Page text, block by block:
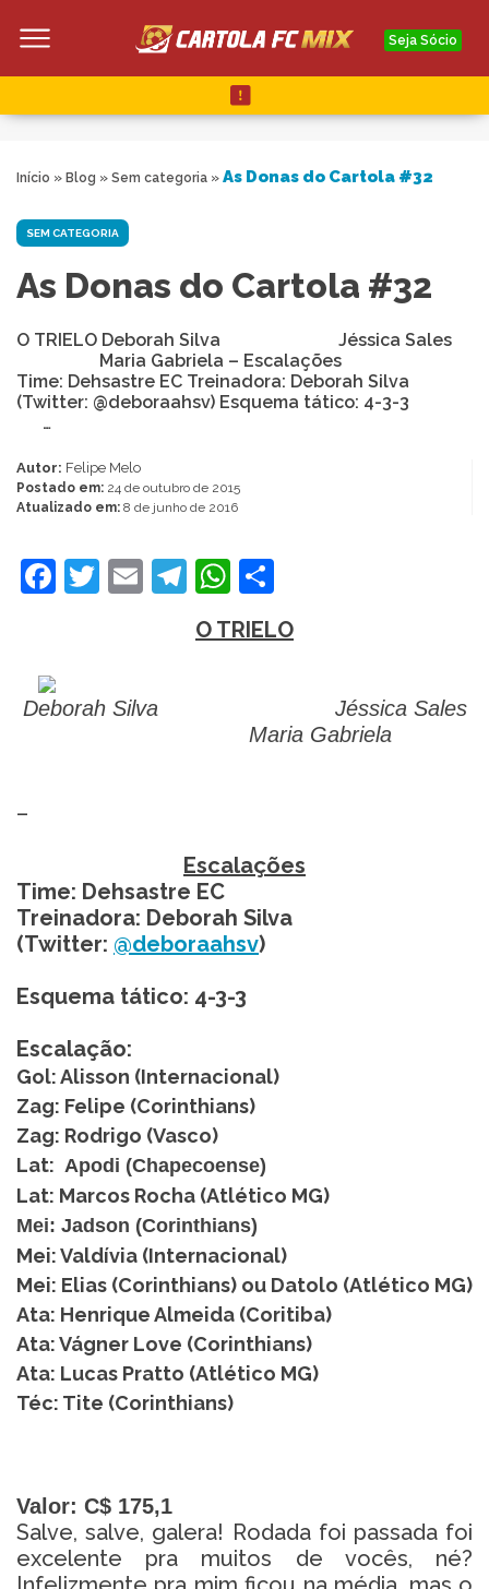
Seja Sócio
Início » Blog » Sem categoria » As Donas do Cartola #32
SEM CATEGORIA
As Donas do Cartola #32
O TRIELO Deborah Silva Jéssica Sales
Maria Gabriela – Escalações
Time: Dehsastre EC Treinadora: Deborah Silva
(Twitter: @deboraahsv) Esquema tático: 4-3-3
…
Autor: Felipe Melo
Postado em: 24 de outubro de 2015
Atualizado em: 8 de junho de 2016
Facebook
Twitter
EmailTelegram
WhatsApp
O TRIELO
Deborah Silva Jéssica Sales
Maria Gabriela
–
Escalações
Time: Dehsastre EC
Treinadora: Deborah Silva
(Twitter: @deboraahsv)
Esquema tático: 4-3-3
Escalação:
Gol: Alisson (Internacional)
Zag: Felipe (Corinthians)
Zag: Rodrigo (Vasco)
Lat: Apodi (Chapecoense)
Lat: Marcos Rocha (Atlético MG)
Mei: Jadson (Corinthians)
Mei: Valdívia (Internacional)
Mei: Elias (Corinthians) ou Datolo (Atlético MG)
Ata: Henrique Almeida (Coritiba)
Ata: Vágner Love (Corinthians)
Ata: Lucas Pratto (Atlético MG)
Téc: Tite (Corinthians)
Valor: C$ 175,1
Salve, salve, galera! Rodada foi passada foi
excelente pra muitos de vocês, né?